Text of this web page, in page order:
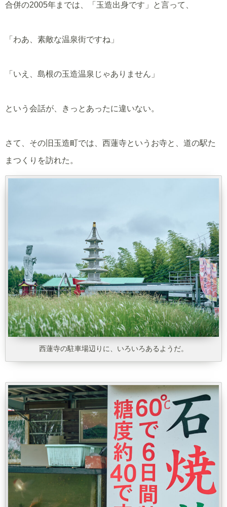
合併の2005年までは、「玉造出身です」と言って、
「わあ、素敵な温泉街ですね」
「いえ、島根の玉造温泉じゃありません」
という会話が、きっとあったに違いない。
さて、その旧玉造町では、西蓮寺というお寺と、道の駅た
まつくりを訪れた。
西蓮寺の駐車場辺りに、いろいろあるようだ。